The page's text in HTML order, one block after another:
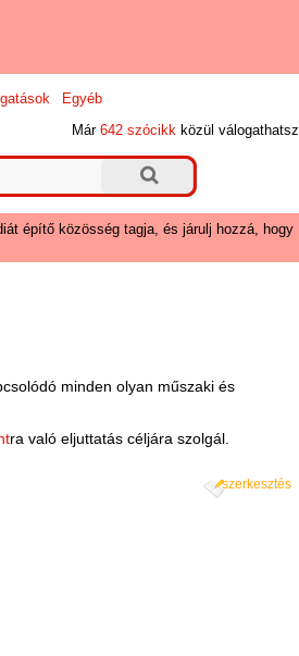
Egyéb
Már642 szócikk közül válogathatsz.
építő közösség tagja, és járulj hozzá, hogy
minden olyan műszaki és
ra való eljuttatás céljára szolgál.
szerkesztés